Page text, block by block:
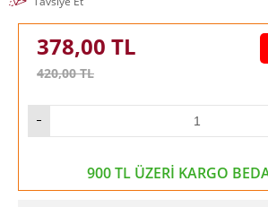
378,00 TL
420,00TL
900 TL ÜZERİ KARGO